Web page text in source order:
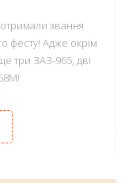
звання
фесту! Адже окрім
три ЗАЗ-965, дві